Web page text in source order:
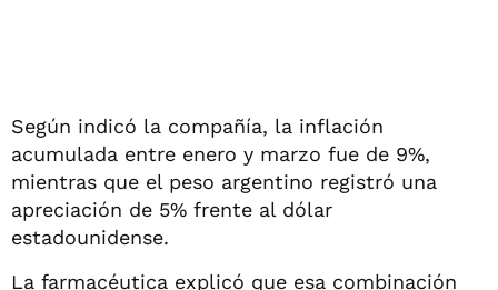
Según indicó la compañía, la inflación
acumulada entre enero y marzo fue de 9%,
mientras que el peso argentino registró una
apreciación de 5% frente al dólar
estadounidense.
La farmacéutica explicó que esa combinación